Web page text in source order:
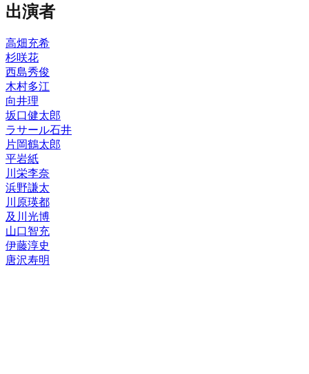
出演者
高畑充希
杉咲花
西島秀俊
木村多江
向井理
坂口健太郎
ラサール石井
片岡鶴太郎
平岩紙
川栄李奈
浜野謙太
川原瑛都
及川光博
山口智充
伊藤淳史
唐沢寿明